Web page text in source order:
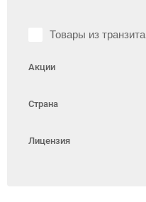
Товары из транзита
Акции
Страна
Лицензия